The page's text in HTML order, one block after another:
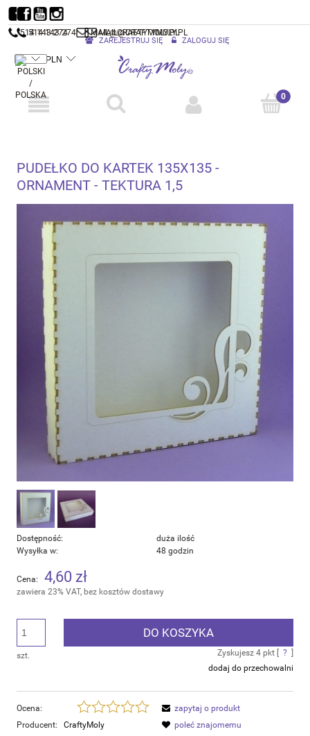
514 143 274 MAIL@CRAFTYMOLY.PL
ZAREJESTRUJ SIĘ ZALOGUJ SIĘ
514 143 274 MAIL@CRAFTYMOLY.PL
PUDEŁKO DO KARTEK 135X135 -
ORNAMENT - TEKTURA 1,5
Dostępność:
duża ilość
Wysyłka w:
48 godzin
Cena: 4,60 zł
zawiera 23% VAT, bez kosztów dostawy
szt.
DO KOSZYKA
Zyskujesz 4 pkt [ ?
dodaj do przechowalni
Ocena:
Producent:
CraftyMoly
zapytaj o produkt
poleć znajomemu